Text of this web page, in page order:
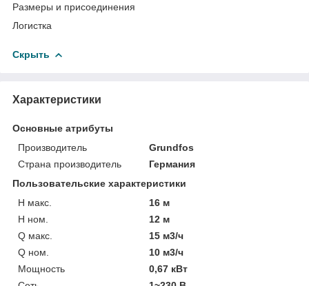
Размеры и присоединения
Логистка
Скрыть
Характеристики
Основные атрибуты
Производитель
Grundfos
Страна производитель
Германия
Пользовательские характеристики
H макс.
16 м
H ном.
12 м
Q макс.
15 м3/ч
Q ном.
10 м3/ч
Мощность
0,67 кВт